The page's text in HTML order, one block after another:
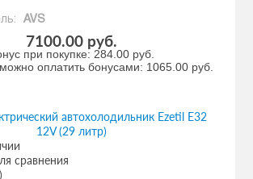
AVS
7100.00 руб.
при покупке: 284.00 руб.
оплатить бонусами: 1065.00 руб.
сравнения